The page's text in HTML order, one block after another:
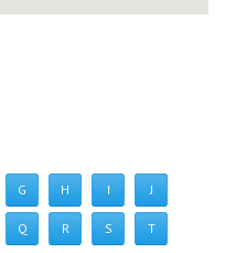
G H I J
Q R S T